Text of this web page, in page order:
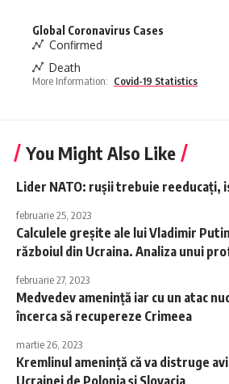
Global Coronavirus Cases
Confirmed
Death
More Information: Covid-19 Statistics
You Might Also Like
Lider NATO: rușii trebuie reeducați,
februarie 25, 2023
Calculele greșite ale lui Vladimir
războiul din Ucraina. Analiza unui
februarie 27, 2023
Medvedev ameninţă iar cu un atac
încerca să recupereze Crimeea
martie 26, 2023
Kremlinul amenință că va distruge